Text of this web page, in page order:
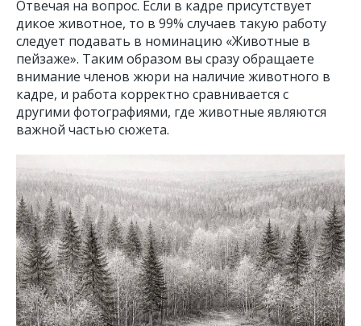
Отвечая на вопрос. Если в кадре присутствует
дикое животное, то в 99% случаев такую работу
следует подавать в номинацию «Животные в
пейзаже». Таким образом вы сразу обращаете
внимание членов жюри на наличие животного в
кадре, и работа корректно сравнивается с
другими фотографиями, где животные являются
важной частью сюжета.